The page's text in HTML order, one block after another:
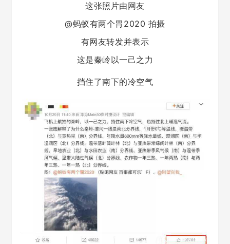
这张照片由网友
@蚂蚁有两个胃2020 拍摄
有网友转发并表示
这是秦岭以一己之力
挡住了南下的冷空气